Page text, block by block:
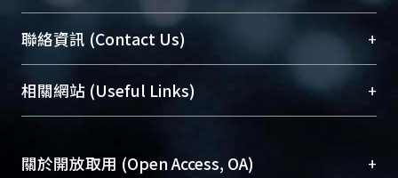
臺大位居世界頂尖大學之列，為永久珍藏及向國際
展現本校豐碩的研究成果及學術能量，圖書館整合
機構典藏（NTUR）與學術庫（AH）不同功能平
台，成為臺大學術典藏NTU scholars。期能整合研
成果。
聯絡資訊 (Contact Us) +
總館學科館員(Main Library)
醫學圖書館學科館員(Medical Library)
Sciences Library)
相關網站 (Useful Links) +
關於開放取用 (Open Access, OA) +